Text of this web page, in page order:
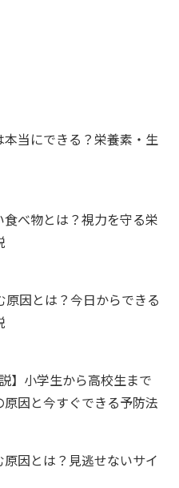
当にできる？栄養素・生
べ物とは？視力を守る栄
因とは？今日からできる
】小学生から高校生まで
因と今すぐできる予防法
因とは？見逃せないサイ